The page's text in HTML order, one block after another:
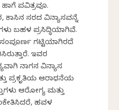
ಪವಿತ್ರವೂ.
ಕಾಸಿನ ಸರದ ವಿನ್ಯಾಸವನ್ನೆ
ಬಹಳ ಪ್ರಸಿದ್ಧಿಯಾಗಿವೆ.
ಗಟ್ಟಿಯಾಗಿರದೆ
ಇವರ
ನಾಗನ ವಿನ್ಯಾಸ
ಪ್ರಕೃತಿಯ ಆರಾಧನೆಯ
ಆರೋಗ್ಯ ಮತ್ತು
ಹವಳ